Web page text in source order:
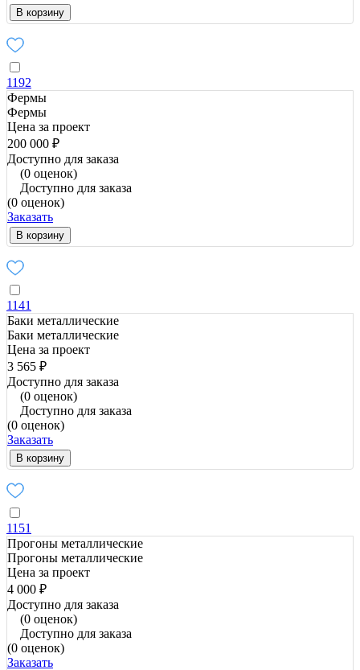
В корзину
1192
Фермы
Фермы
Цена за проект
200 000 ₽
Доступно для заказа
(0 оценок)
Доступно для заказа
(0 оценок)
Заказать
В корзину
1141
Баки металлические
Баки металлические
Цена за проект
3 565 ₽
Доступно для заказа
(0 оценок)
Доступно для заказа
(0 оценок)
Заказать
В корзину
1151
Прогоны металлические
Прогоны металлические
Цена за проект
4 000 ₽
Доступно для заказа
(0 оценок)
Доступно для заказа
(0 оценок)
Заказать